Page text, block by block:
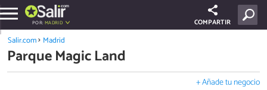
POR: MADRID COMPARTIR
Salir.com Madrid
Parque Magic Land
+ Añade tu negocio